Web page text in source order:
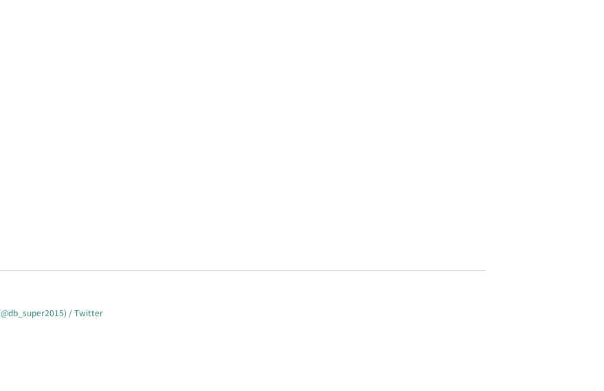
/ Twitter